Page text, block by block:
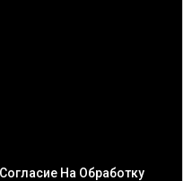
На Обработку